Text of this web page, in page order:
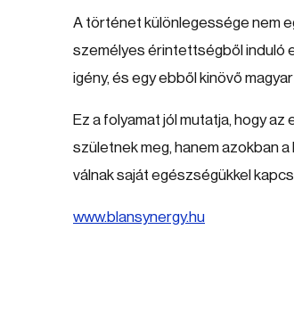
A történet különlegessége nem
személyes érintettségből induló
igény, és egy ebből kinövő
Ez a folyamat jól mutatja, hogy
születnek meg, hanem azokban
válnak saját egészségükkel
www.blansynergy.hu